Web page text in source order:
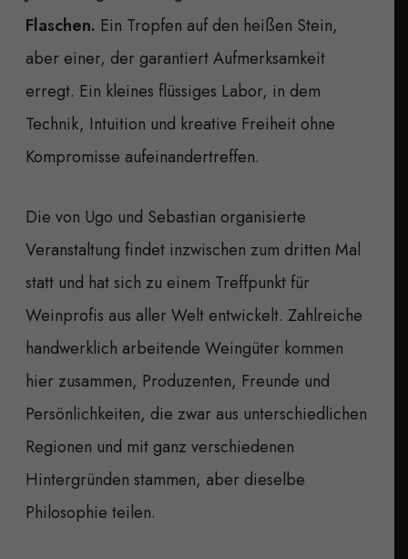
Flaschen. Ein Tropfen auf den heißen Stein,
aber einer, der garantiert Aufmerksamkeit
erregt. Ein kleines flüssiges Labor, in dem
Technik, Intuition und kreative Freiheit ohne
Kompromisse aufeinandertreffen.
Die von Ugo und Sebastian organisierte
Veranstaltung findet inzwischen zum dritten Mal
statt und hat sich zu einem Treffpunkt für
Weinprofis aus aller Welt entwickelt. Zahlreiche
handwerklich arbeitende Weingüter kommen
hier zusammen, Produzenten, Freunde und
Persönlichkeiten, die zwar aus unterschiedlichen
Regionen und mit ganz verschiedenen
Hintergründen stammen, aber dieselbe
Philosophie teilen.